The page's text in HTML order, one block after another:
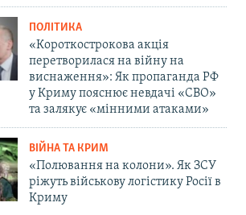
ПОЛІТИКА
«Короткострокова акція
перетворилася на війну на
виснаження»: Як пропаганда РФ
у Криму пояснює невдачі «СВО»
та залякує «мінними атаками»
ВІЙНА ТА КРИМ
«Полювання на колони». Як ЗСУ
ріжуть військову логістику Росії в
Криму